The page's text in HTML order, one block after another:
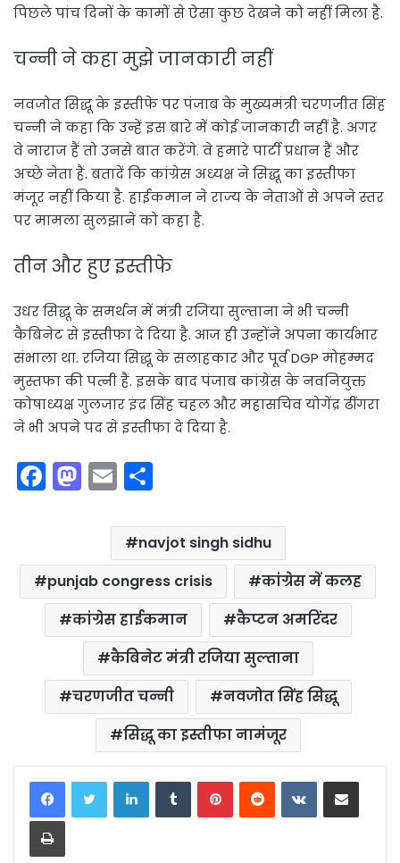
पिछले पांच दिनों के कामों से ऐसा कुछ देखने को नहीं मिला है.
चन्नी ने कहा मुझे जानकारी नहीं
नवजोत सिद्धू के इस्तीफे पर पंजाब के मुख्यमंत्री चरणजीत सिंह
चन्नी ने कहा कि उन्हें इस बारे में कोई जानकारी नहीं है. अगर
वे नाराज हैं तो उनसे बात करेंगे. वे हमारे पार्टी प्रधान हैं और
अच्छे नेता हैं. बतादें कि कांग्रेस अध्यक्ष ने सिद्धू का इस्तीफा
मंजूर नहीं किया है. हाईकमान ने राज्य के नेताओं से अपने स्तर
पर मामला सुलझाने को कहा है.
तीन और हुए इस्तीफे
उधर सिद्धू के समर्थन में मंत्री रजिया सुल्ताना ने भी चन्नी
कैबिनेट से इस्तीफा दे दिया है. आज ही उन्होंने अपना कार्यभार
संभाला था. रजिया सिद्धू के सलाहकार और पूर्व DGP मोहम्मद
मुस्तफा की पत्नी हैं. इसके बाद पंजाब कांग्रेस के नवनियुक्त
कोषाध्यक्ष गुलजार इंद्र सिंह चहल और महासचिव योगेंद्र ढींगरा
ने भी अपने पद से इस्तीफा दे दिया है.
F
a
e
b
o
o
k
M
a
o
d
o
n
E
m
ai
l
ar
e
navjot singh sidhu
punjab congress crisis
कांग्रेस में कलह
कांग्रेस हाईकमान
कैप्टन अमरिंदर
कैबिनेट मंत्री रजिया सुल्ताना
चरणजीत चन्नी
नवजोत सिंह सिद्धू
सिद्धू का इस्तीफा नामंजूर
LinkedInTumblrPinterestReddit VKontakteShare via Email
Print